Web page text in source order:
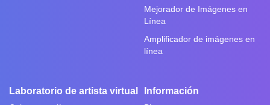
Mejorador de Imágenes en
Línea
Amplificador de imágenes en
línea
Laboratorio de artista virtual Información